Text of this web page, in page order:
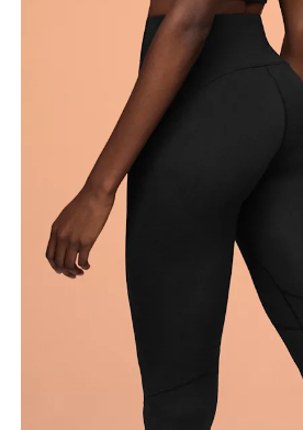
Entrejambe
jambes droites. Prenez la
l’intérieur de la jambe jusqu’à